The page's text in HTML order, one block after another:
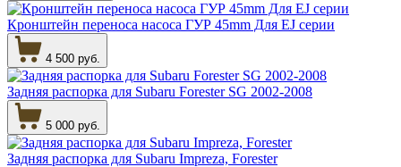
Кронштейн переноса насоса ГУР 45mm Для EJ серии
4 500 руб.
Задняя распорка для Subaru Forester SG 2002-2008
5 000 руб.
Задняя распорка для Subaru Impreza, Forester